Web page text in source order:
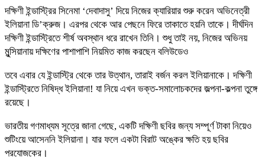
দক্ষিণী ইন্ডাস্ট্রির সিনেমা ‘দেবাদাসু’ দিয়ে নিজের ক্যারিয়ার শুরু করেন অভিনেত্রী
ইলিয়ানা ডি’ক্রুজ। এরপর থেকে আর পেছনে ফিরে তাকাতে হয়নি তাকে। দীর্ঘদিন
দক্ষিণী ইন্ডাস্ট্রিতে শীর্ষ অবস্থান ধরে রাখেন তিনি। শুধু তাই নয়, নিজের অভিনয়
মুন্সিয়ানায় দক্ষিণের পাশাপাশি নিয়মিত কাজ করছেন বলিউডেও
তবে এবার যে ইন্ডাস্ট্রি থেকে তার উত্থান, তারাই বর্জন করল ইলিয়ানাকে। দক্ষিণী
ইন্ডাস্ট্রিতে নিষিদ্ধ ইলিয়ানা! যা নিয়ে এখন ভক্ত-সমালোচকদের জল্পনা-কল্পনা তুঙ্গে
রয়েছে।
ভারতীয় গণমাধ্যম সূত্রে জানা গেছে, একটি দক্ষিণী ছবির জন্য সম্পূর্ণ টাকা নিয়েও
শুটিংয়ে আসেননি ইলিয়ানা। যার ফলে একটা বিরাট অঙ্কের ক্ষতি হয় ছবির
প্রযোজকের।